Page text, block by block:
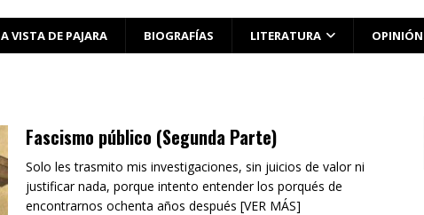
A VISTA DE PAJARA BIOGRAFÍAS LITERATURA OPINIÓN
Fascismo público (Segunda Parte)
Solo les trasmito mis investigaciones, sin juicios de valor ni
justificar nada, porque intento entender los porqués de
encontrarnos ochenta años después [VER MÁS]